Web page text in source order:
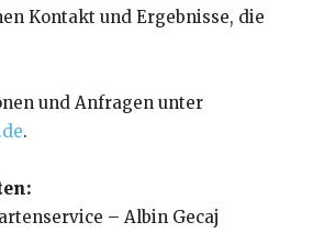
Kontakt und Ergebnisse, die
und Anfragen unter
.
– Albin Gecaj